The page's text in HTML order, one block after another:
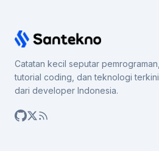
Catatan kecil seputar pemrograman,
tutorial coding, dan teknologi terkini
dari developer Indonesia.